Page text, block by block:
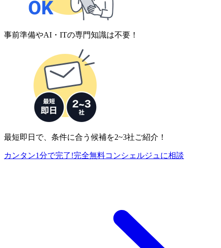
事前準備やAI・ITの専門知識は不要！
最短即日で、条件に合う候補を2~3社ご紹介！
カンタン1分で完了!完全無料コンシェルジュに相談